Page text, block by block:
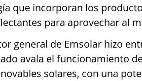
que incorporan los
para aprovechar al
general de Emsolar hizo
avala el funcionamiento
solares, con una